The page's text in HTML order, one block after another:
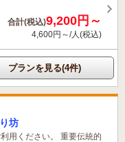
合計(税込)9,200円～
4,600円～/人(税込)
プランを見る(4件)
坊
用ください。 重要伝統的